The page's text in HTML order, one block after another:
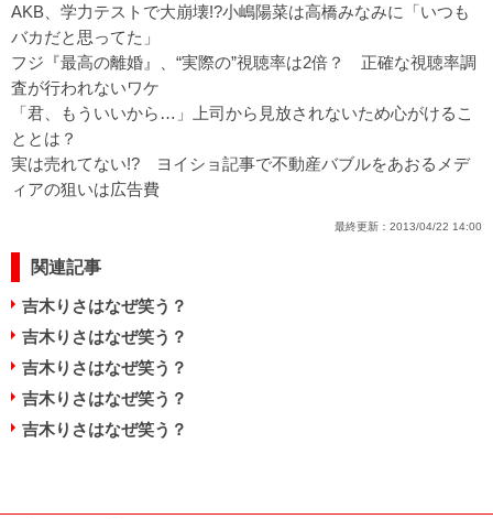
AKB、学力テストで大崩壊!?小嶋陽菜は高橋みなみに「いつも
バカだと思ってた」
フジ『最高の離婚』、“実際の”視聴率は2倍？ 正確な視聴率調
査が行われないワケ
「君、もういいから…」上司から見放されないため心がけるこ
ととは？
実は売れてない!? ヨイショ記事で不動産バブルをあおるメデ
ィアの狙いは広告費
最終更新： 2013/04/22 14:00
関連記事
吉木りさはなぜ笑う？
吉木りさはなぜ笑う？
吉木りさはなぜ笑う？
吉木りさはなぜ笑う？
吉木りさはなぜ笑う？